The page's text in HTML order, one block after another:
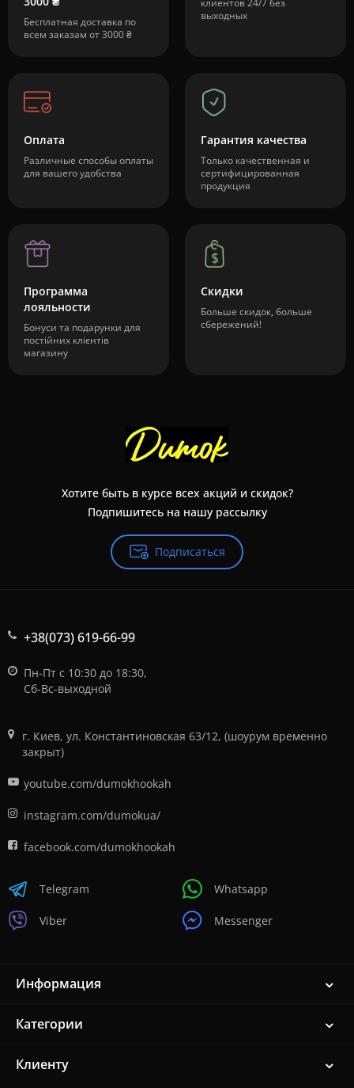
Бесплатная доставка по
всем заказам от 3000 ₴
клиентов 24/7 без
выходных
Оплата
Различные способы оплаты
для вашего удобства
Гарантия качества
Только качественная и
сертифицированная
продукция
Программа
лояльности
Бонуси та подарунки для
постійних клієнтів
магазину
Скидки
Больше скидок, больше
сбережений!
Хотите быть в курсе всех акций и скидок?
Подпишитесь на нашу рассылку
Подписаться
+38(073) 619-66-99
Пн-Пт с 10:30 до 18:30,
Сб-Вс-выходной
г. Киев, ул. Константиновская 63/12, (шоурум временно
закрыт)
youtube.com/dumokhookah
instagram.com/dumokua/
facebook.com/dumokhookah
Telegram
Viber
Whatsapp
Messenger
Информация
Категории
Клиенту